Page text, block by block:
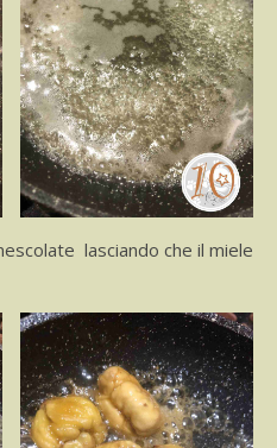
lasciando che il miele